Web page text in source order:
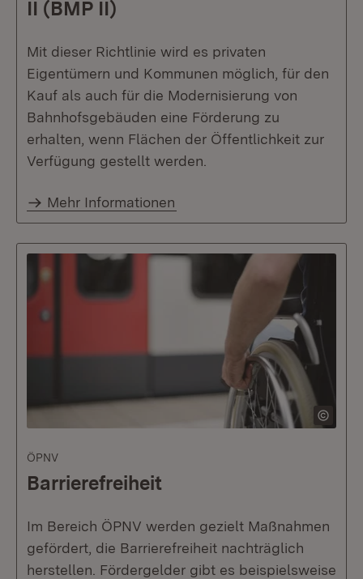
II (BMP II)
Mit dieser Richtlinie wird es privaten
Eigentümern und Kommunen möglich, für den
Kauf als auch für die Modernisierung von
Bahnhofsgebäuden eine Förderung zu
erhalten, wenn Flächen der Öffentlichkeit zur
Verfügung gestellt werden.
Mehr Informationen
ÖPNV
Barrierefreiheit
Im Bereich ÖPNV werden gezielt Maßnahmen
gefördert, die Barrierefreiheit nachträglich
herstellen. Fördergelder gibt es beispielsweise